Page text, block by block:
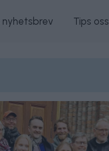
nyhetsbrev Tips oss